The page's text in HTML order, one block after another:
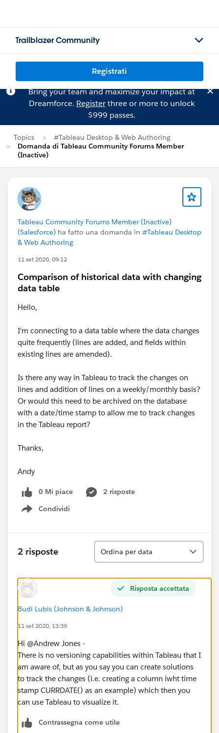
Trailblazer Community
Registrati
Bring your team and maximize your impact at
Dreamforce. Registerthree or more to unlock
$999 passes.
Topics
#Tableau Desktop & Web Authoring
Domanda di Tableau Community Forums Member
(Inactive)
Tableau Community Forums Member (Inactive)
(Salesforce) ha fatto una domanda in #Tableau Desktop
& Web Authoring
11 set 2020, 09:12
Comparison of historical data with changing
data table
Hello,
I'm connecting to a data table where the data changes
quite frequently​ (lines are added, and fields within
existing lines are amended).
Is there any way in Tableau to track the changes on
lines and addition of lines on a weekly/monthly basis?
Or would this need to be archived on the database
with a date/time stamp to allow me to track changes
in the Tableau report?
Thanks,
Andy
0 Mi piace
2 risposte
Condividi
Show menu
2 risposte
Ordina
Ordina per data
Risposta accettata
Budi Lubis (Johnson & Johnson)
11 set 2020, 13:39
Hi @Andrew Jones​ -
There is no versioning capabilities within Tableau that I
am aware of, but as you say you can create solutions
to track the changes (i.e. creating a column iwht time
stamp CURRDATE() as an example) which then you
can use Tableau to visualize it.
Contrassegna come utile